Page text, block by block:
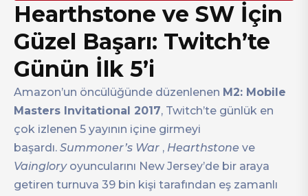
Hearthstone ve SW İçin
Güzel Başarı: Twitch’te
Günün İlk 5’i
Amazon’un öncülüğünde düzenlenen M2: Mobile
Masters Invitational 2017, Twitch’te günlük en
çok izlenen 5 yayının içine girmeyi
başardı. Summoner’s War , Hearthstone ve
Vainglory oyuncularını New Jersey’de bir araya
getiren turnuva 39 bin kişi tarafından eş zamanlı